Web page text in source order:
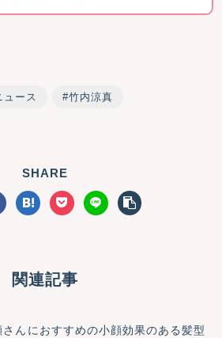
ュース 竹内涼真
SHARE
関連記事
んにおすすめの小顔効果のある髪型